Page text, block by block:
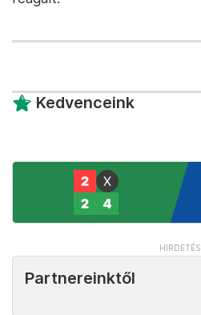
Kedvenceink
Partnereinktől